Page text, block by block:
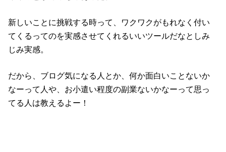
新しいことに挑戦する時って、ワクワクがもれなく付い
てくるってのを実感させてくれるいいツールだなとしみ
じみ実感。
だから、ブログ気になる人とか、何か面白いことないか
なーって人や、お小遣い程度の副業ないかなーって思っ
てる人は教えるよー！